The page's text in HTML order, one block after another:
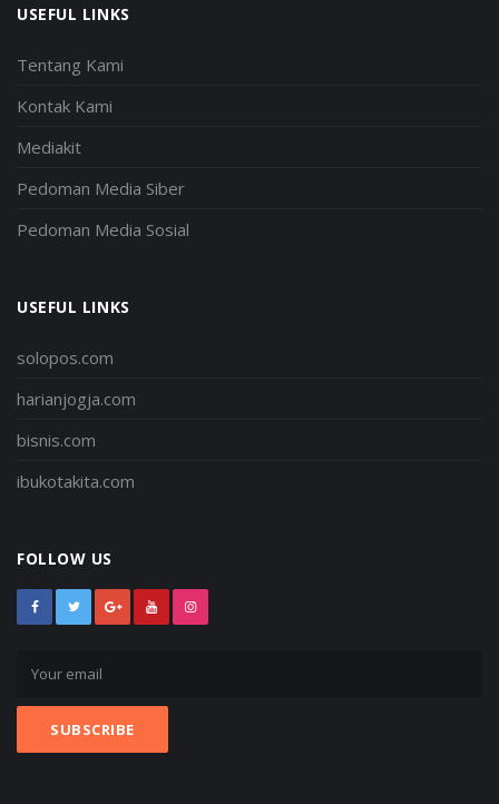
USEFUL LINKS
Tentang Kami
Kontak Kami
Mediakit
Pedoman Media Siber
Pedoman Media Sosial
USEFUL LINKS
solopos.com
harianjogja.com
bisnis.com
ibukotakita.com
FOLLOW US